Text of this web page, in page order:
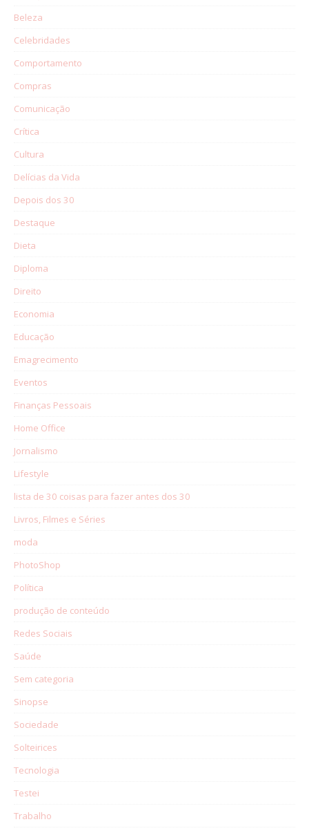
Beleza
Celebridades
Comportamento
Compras
Comunicação
Crítica
Cultura
Delícias da Vida
Depois dos 30
Destaque
Dieta
Diploma
Direito
Economia
Educação
Emagrecimento
Eventos
Finanças Pessoais
Home Office
Jornalismo
Lifestyle
lista de 30 coisas para fazer antes dos 30
Livros, Filmes e Séries
moda
PhotoShop
Política
produção de conteúdo
Redes Sociais
Saúde
Sem categoria
Sinopse
Sociedade
Solteirices
Tecnologia
Testei
Trabalho